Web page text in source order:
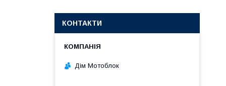
КОНТАКТИ
Дім Мотоблок